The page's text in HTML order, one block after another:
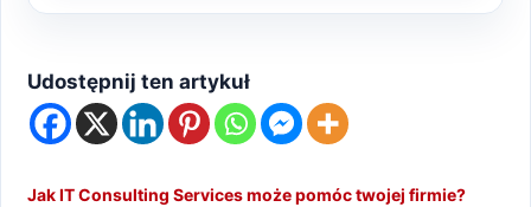
Udostępnij ten artykuł
Jak IT Consulting Services może pomóc twojej firmie?